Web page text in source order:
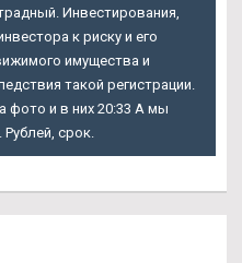
Инвестирования,
к риску и его
имущества и
такой регистрации.
фото и в них 20:33 А мы
срок.